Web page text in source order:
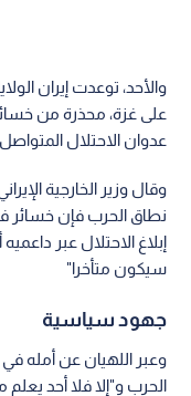
والأحد، توعدت إيران
على غزة، محذرة من
عدوان الاحتلال
وقال وزير الخارجية
نطاق الحرب فإن خسائر
إبلاغ الاحتلال عبر
سيكون متأخرا"
جهود سياسية
وعبر اللهيان عن أمله
الحرب و"إلا فلا أحد